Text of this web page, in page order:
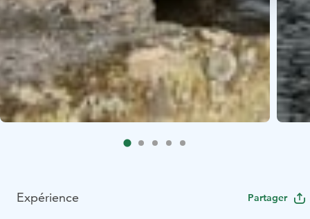
Expérience Partager